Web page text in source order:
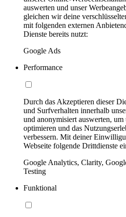
auswerten und unser
gleichen wir deine
mit folgenden externen
Dienste bereits nutzt:
Google Ads
Performance
Durch das Akzeptieren dieser
und Surfverhalten innerhalb
und anonymisiert auswerten, um
optimieren und das
verbessern. Mit deiner
Webseite folgende Drittdienste
Google Analytics, Clarity,
Testing
Funktional